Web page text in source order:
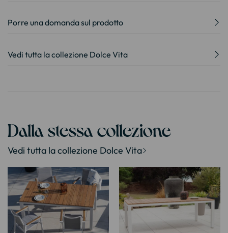
Porre una domanda sul prodotto
Vedi tutta la collezione Dolce Vita
Dalla stessa collezione
Vedi tutta la collezione Dolce Vita